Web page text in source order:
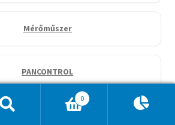
Mérőműszer
PANCONTROL
0
Ajánlatkosár 0